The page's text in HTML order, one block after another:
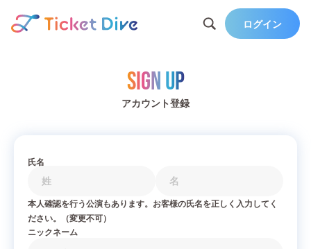
ログイン
Sign Up
アカウント登録
氏名
本人確認を行う公演もあります。お客様の氏名を正しく入力してく
ださい。（変更不可）
ニックネーム